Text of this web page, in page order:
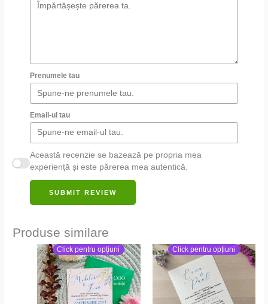
Prenumele tau
Email-ul tau
Această recenzie se bazează pe propria mea
experiență și este părerea mea autentică.
SUBMIT REVIEW
Produse similare
Click pentru opțiuni Click pentru opțiuni